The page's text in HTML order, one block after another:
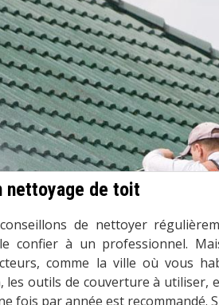
nettoyage de toit
de nettoyer
confier à un professionnel.
comme la ville où vous
outils de couverture à utiliser,
fois par année est recommandé.